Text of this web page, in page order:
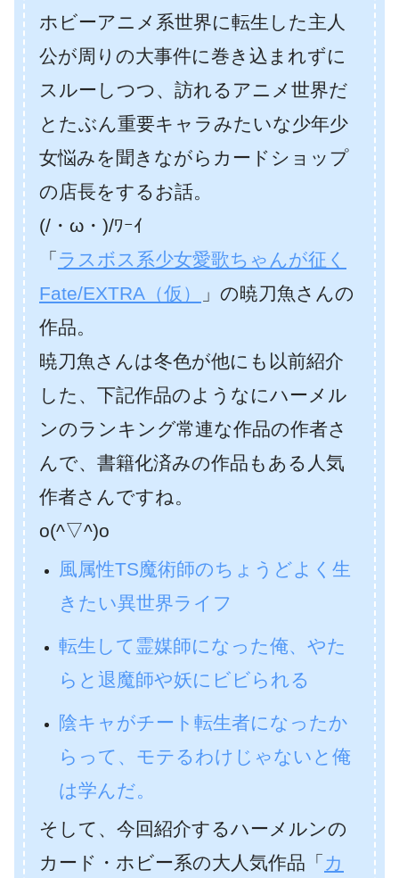
ホビーアニメ系世界に転生した主人
公が周りの大事件に巻き込まれずに
スルーしつつ、訪れるアニメ世界だ
とたぶん重要キャラみたいな少年少
女悩みを聞きながらカードショップ
の店長をするお話。
(/・ω・)/ﾜｰｲ
「 ラスボス系少女愛歌ちゃんが征く
Fate/EXTRA（仮）
」の暁刀魚さんの
作品。
暁刀魚さんは冬色が他にも以前紹介
した、下記作品のようなにハーメル
ンのランキング常連な作品の作者さ
んで、書籍化済みの作品もある人気
作者さんですね。
o(^▽^)o
風属性TS魔術師のちょうどよく生
きたい異世界ライフ
転生して霊媒師になった俺、やた
らと退魔師や妖にビビられる
陰キャがチート転生者になったか
らって、モテるわけじゃないと俺
は学んだ。
そして、今回紹介するハーメルンの
カード・ホビー系の大人気作品「 カ